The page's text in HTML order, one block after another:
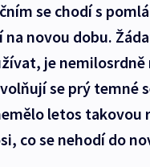
se chodí s
na novou dobu.
je
se prý temné
letos takovou
co se nehodí do